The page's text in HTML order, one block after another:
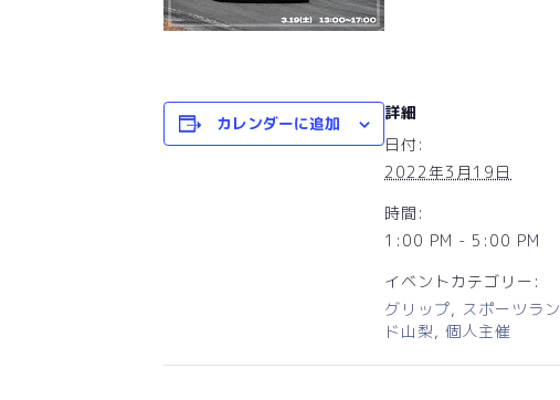
カレンダーに追加
詳細
日付:
2022年3月19日
時間:
1:00 PM - 5:00 PM
イベントカテゴリー:
グリップ, スポーツラン
ド山梨, 個人主催